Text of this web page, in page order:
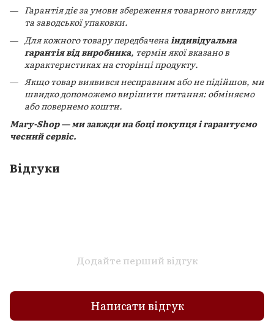
Гарантія діє за умови збереження товарного вигляду
та заводської упаковки.
Для кожного товару передбачена індивідуальна
гарантія від виробника, термін якої вказано в
характеристиках на сторінці продукту.
Якщо товар виявився несправним або не підійшов, ми
швидко допоможемо вирішити питання: обміняємо
або повернемо кошти.
Mary-Shop — ми завжди на боці покупця і гарантуємо
чесний сервіс.
Відгуки
Додайте перший відгук
Написати відгук